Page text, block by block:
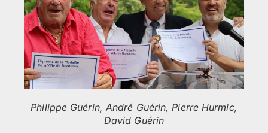
Philippe Guérin, André Guérin, Pierre Hurmic,
David Guérin